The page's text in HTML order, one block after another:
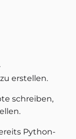
erstellen.
schreiben,
Python-